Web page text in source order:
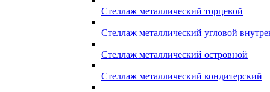
Стеллаж металлический торцевой
Стеллаж металлический угловой
Стеллаж металлический островной
Стеллаж металлический кондитерский